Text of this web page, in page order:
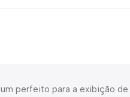
perfeito para a exibição